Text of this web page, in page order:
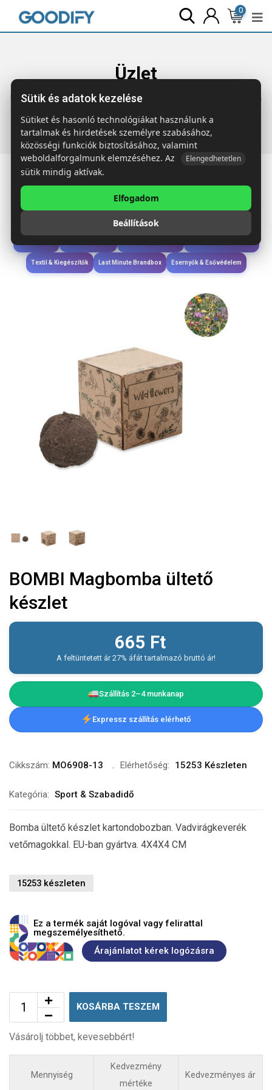
0
Üzlet
Főoldal Termékek Sport & Szabadidő
BOMBI Magbomba
ültető készlet
Étkezés & Ivás
Wellness & Ápolás
Textil & Kiegészítők Last Minute Brandbox Esernyők & Esővédelem
BOMBI Magbomba ültető
készlet
665 Ft
A feltüntetett ár 27% áfát tartalmazó bruttó ár!
Szállítás 2–4 munkanap
Expressz szállítás elérhető
Cikkszám: MO6908-13 Elérhetőség: 15253 Készleten
Kategória: Sport & Szabadidő
Bomba ültető készlet kartondobozban. Vadvirágkeverék
vetőmagokkal. EU-ban gyártva. 4X4X4 CM
15253 készleten
Ez a termék saját logóval vagy felirattal
megszemélyesíthető.
Árajánlatot kérek logózásra
KOSÁRBA TESZEM
Vásárolj többet, kevesebbért!
Mennyiség
Kedvezmény
mértéke
Kedvezményes ár
Sütik és adatok kezelése
Sütiket és hasonló technológiákat használunk a
tartalmak és hirdetések személyre szabásához,
közösségi funkciók biztosításához, valamint
weboldalforgalmunk elemzéséhez. Az
Elengedhetetlen
sütik mindig aktívak.
Elfogadom
Beállítások